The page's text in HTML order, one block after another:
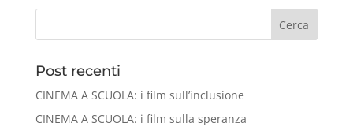
Cerca
Post recenti
CINEMA A SCUOLA: i film sull’inclusione
CINEMA A SCUOLA: i film sulla speranza